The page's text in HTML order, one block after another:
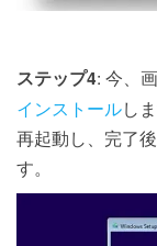
ステップ4: 今、
インストールし
再起動し、完了
す。